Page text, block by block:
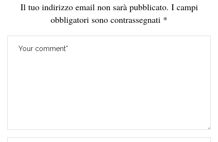
Il tuo indirizzo email non sarà pubblicato. I campi
obbligatori sono contrassegnati *